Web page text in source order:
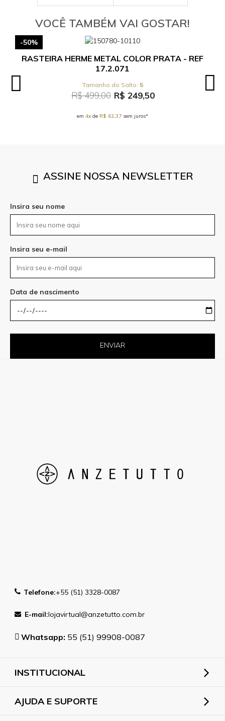
VOCÊ TAMBÉM VAI GOSTAR!
-50%
RASTEIRA HERME METAL COLOR PRATA - REF
17.2.071
5
R$ 499,00 R$ 249,50
em 4xde R$ 62,37 sem juros*
ASSINE NOSSA NEWSLETTER
Insira seu nome
Insira seu e-mail
Data de nascimento
ENVIAR
Telefone:+55 (51) 3328-0087
E-mail:lojavirtual@anzetutto.com.br
Whatsapp: 55 (51) 99908-0087
INSTITUCIONAL
AJUDA E SUPORTE